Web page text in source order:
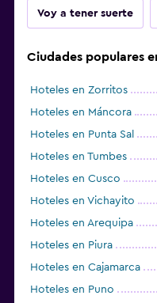
Voy a tener suerte
Ciudades populares
Hoteles en Zorritos
Hoteles en Máncora
Hoteles en Punta Sal
Hoteles en Tumbes
Hoteles en Cusco
Hoteles en Vichayito
Hoteles en Arequipa
Hoteles en Piura
Hoteles en Cajamarca
Hoteles en Puno